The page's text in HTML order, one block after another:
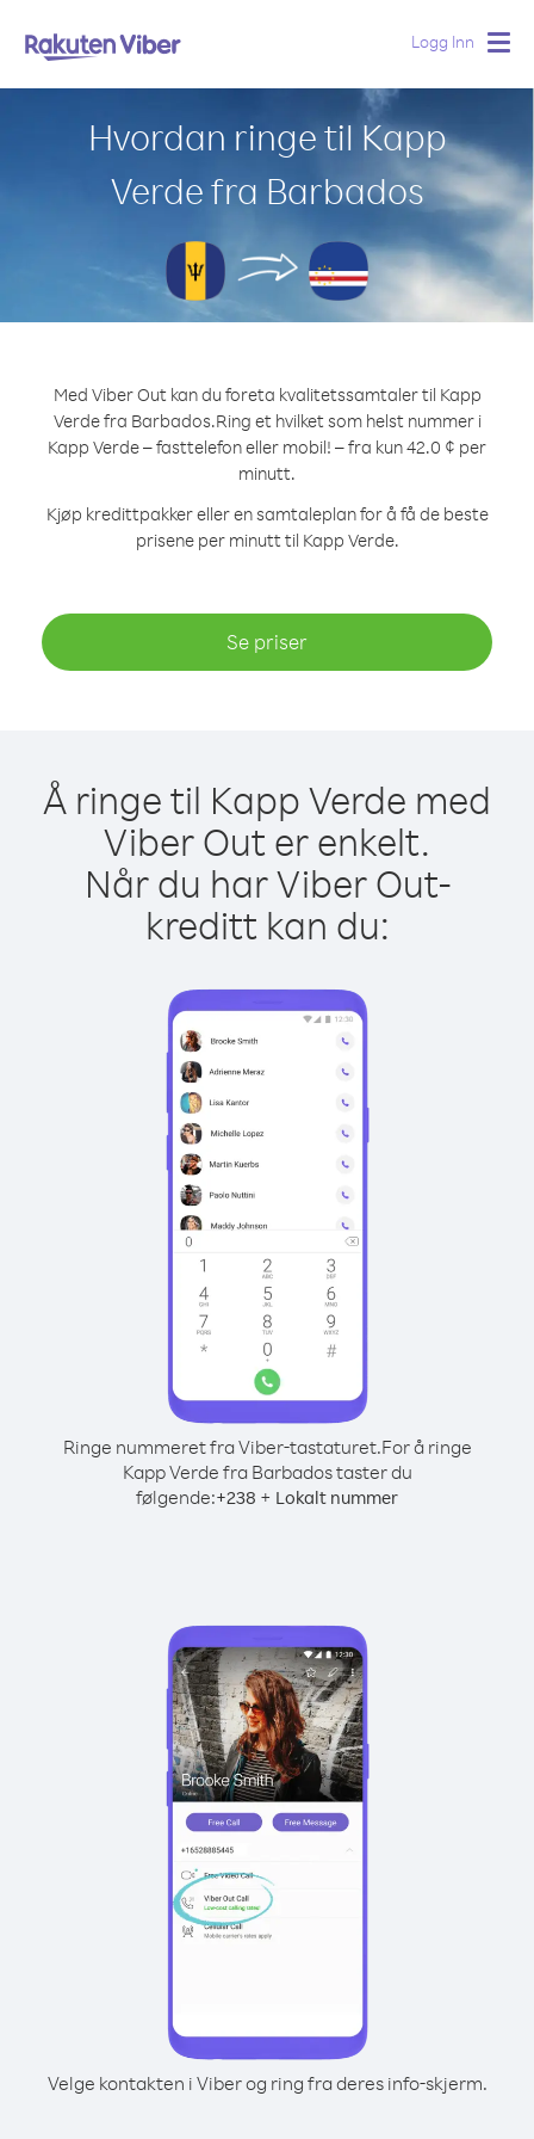
Logg Inn
Hvordan ringe til Kapp
Verde fra Barbados
Med Viber Out kan du foreta kvalitetssamtaler til Kapp
Verde fra Barbados.Ring et hvilket som helst nummer i
Kapp Verde – fasttelefon eller mobil! – fra kun 42.0 ¢ per
minutt.
Kjøp kredittpakker eller en samtaleplan for å få de beste
prisene per minutt til Kapp Verde.
Se priser
Å ringe til Kapp Verde med
Viber Out er enkelt.
Når du har Viber Out-
kreditt kan du:
Ringe nummeret fra Viber-tastaturet.For å ringe
Kapp Verde fra Barbados taster du
følgende:+238 + Lokalt nummer
Velge kontakten i Viber og ring fra deres info-skjerm.